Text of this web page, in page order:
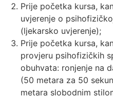
Prije početka kursa,
uvjerenje o
(ljekarsko uvjerenje);
Prije početka kursa,
provjeru psihofizičkih
obuhvata: ronjenje na
(50 metara za 50
metara slobodnim